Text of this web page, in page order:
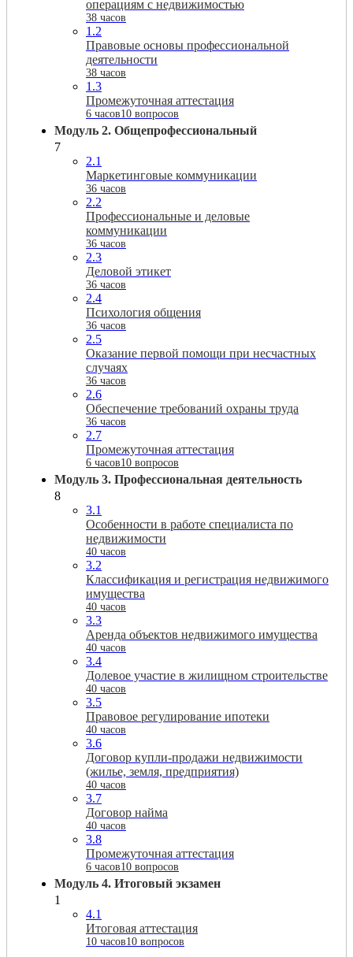
операциям с недвижимостью
38 часов
1.2
Правовые основы профессиональной
деятельности
38 часов
1.3
Промежуточная аттестация
6 часов10 вопросов
Модуль 2. Общепрофессиональный
7
2.1
Маркетинговые коммуникации
36 часов
2.2
Профессиональные и деловые
коммуникации
36 часов
2.3
Деловой этикет
36 часов
2.4
Психология общения
36 часов
2.5
Оказание первой помощи при несчастных
случаях
36 часов
2.6
Обеспечение требований охраны труда
36 часов
2.7
Промежуточная аттестация
6 часов10 вопросов
Модуль 3. Профессиональная деятельность
8
3.1
Особенности в работе специалиста по
недвижимости
40 часов
3.2
Классификация и регистрация недвижимого
имущества
40 часов
3.3
Аренда объектов недвижимого имущества
40 часов
3.4
Долевое участие в жилищном строительстве
40 часов
3.5
Правовое регулирование ипотеки
40 часов
3.6
Договор купли-продажи недвижимости
(жилье, земля, предприятия)
40 часов
3.7
Договор найма
40 часов
3.8
Промежуточная аттестация
6 часов10 вопросов
Модуль 4. Итоговый экзамен
1
4.1
Итоговая аттестация
10 часов10 вопросов